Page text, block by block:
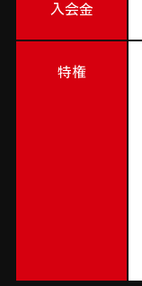
入会金
特権